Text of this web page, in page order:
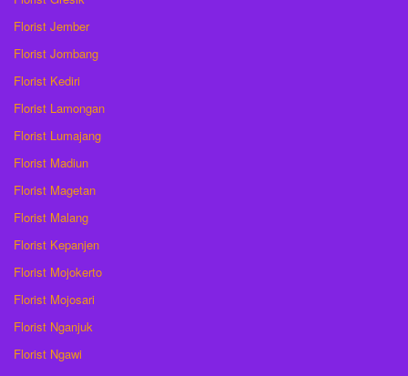
Florist Jember
Florist Jombang
Florist Kediri
Florist Lamongan
Florist Lumajang
Florist Madiun
Florist Magetan
Florist Malang
Florist Kepanjen
Florist Mojokerto
Florist Mojosari
Florist Nganjuk
Florist Ngawi